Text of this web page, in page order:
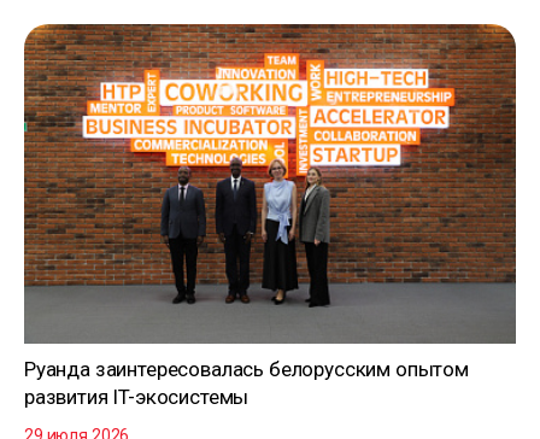
Руанда заинтересовалась белорусским опытом
развития IT-экосистемы